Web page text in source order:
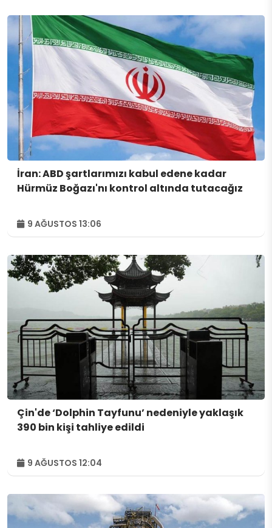
İran: ABD şartlarımızı kabul edene kadar
Hürmüz Boğazı'nı kontrol altında tutacağız
9 AĞUSTOS 13:06
Çin'de ‘Dolphin Tayfunu’ nedeniyle yaklaşık
390 bin kişi tahliye edildi
9 AĞUSTOS 12:04